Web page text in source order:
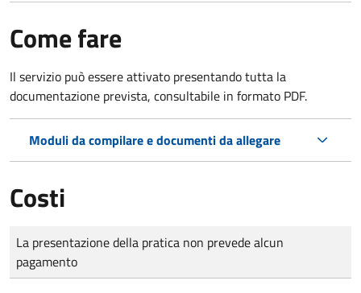
Come fare
Il servizio può essere attivato presentando tutta la
documentazione prevista, consultabile in formato PDF.
Moduli da compilare e documenti da allegare
Costi
Tipo di pagamento
Importo
La presentazione della pratica non prevede alcun
pagamento